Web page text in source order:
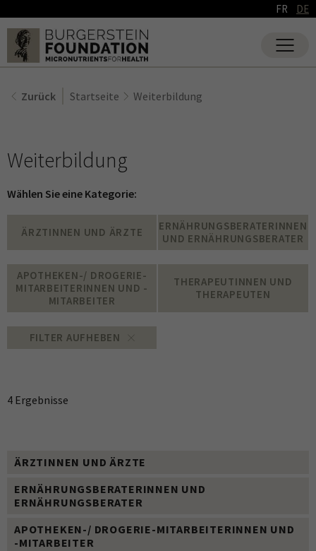
FR DE
Zurück Startseite Weiterbildung
Weiterbildung
Wählen Sie eine Kategorie:
ÄRZTINNEN UND ÄRZTE
ERNÄHRUNGSBERATERINNEN
UND ERNÄHRUNGSBERATER
APOTHEKEN-/ DROGERIE-
MITARBEITERINNEN UND -
MITARBEITER
THERAPEUTINNEN UND
THERAPEUTEN
FILTER AUFHEBEN
4 Ergebnisse
ÄRZTINNEN UND ÄRZTE
ERNÄHRUNGSBERATERINNEN UND
ERNÄHRUNGSBERATER
APOTHEKEN-/ DROGERIE-MITARBEITERINNEN UND
-MITARBEITER